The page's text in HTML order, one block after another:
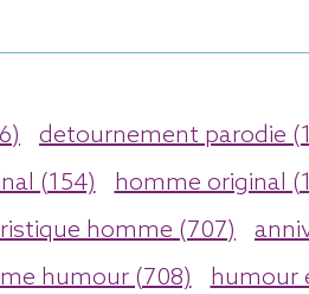
detournement parodie
(154)
homme original
homme (707)
humour (708)
humour